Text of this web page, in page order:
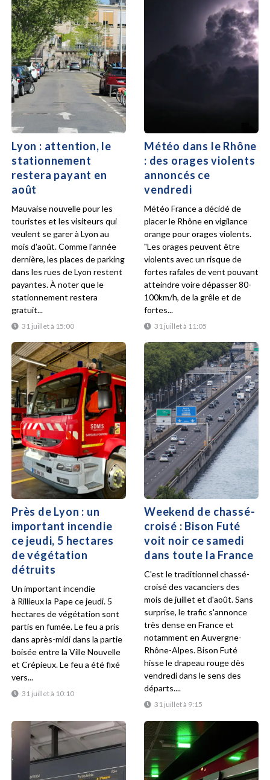
Lyon : attention, le
stationnement
restera payant en
août
31 juillet à 15:00
Mauvaise nouvelle pour les
touristes et les visiteurs qui
veulent se garer à Lyon au
mois d'août. Comme l'année
dernière, les places de parking
dans les rues de Lyon restent
payantes. À noter que le
stationnement restera
gratuit...
Météo dans le Rhône
: des orages violents
annoncés ce
vendredi
31 juillet à 11:05
Météo France a décidé de
placer le Rhône en vigilance
orange pour orages violents.
"Les orages peuvent être
violents avec un risque de
fortes rafales de vent pouvant
atteindre voire dépasser 80-
100km/h, de la grêle et de
fortes...
Près de Lyon : un
important incendie
ce jeudi, 5 hectares
de végétation
détruits
31 juillet à 10:10
Un important incendie
à Rillieux la Pape ce jeudi. 5
hectares de végétation sont
partis en fumée. Le feu a pris
dans après-midi dans la partie
boisée entre la Ville Nouvelle
et Crépieux. Le feu a été fixé
vers...
Weekend de chassé-
croisé : Bison Futé
voit noir ce samedi
dans toute la France
31 juillet à 9:15
C'est le traditionnel chassé-
croisé des vacanciers des
mois de juillet et d'août. Sans
surprise, le trafic s'annonce
très dense en France et
notamment en Auvergne-
Rhône-Alpes. Bison Futé
hisse le drapeau rouge dès
vendredi dans le sens des
départs....